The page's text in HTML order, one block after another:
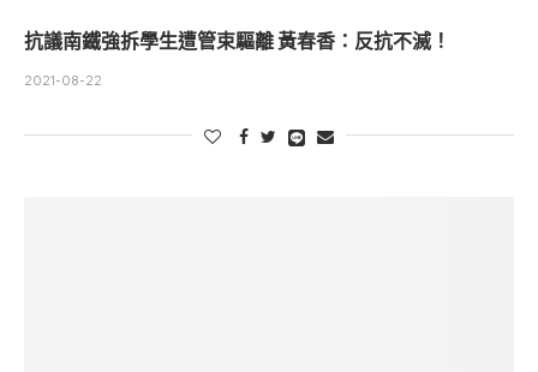
抗議南鐵強拆學生遭管束驅離 黃春香：反抗不滅！
2021-08-22